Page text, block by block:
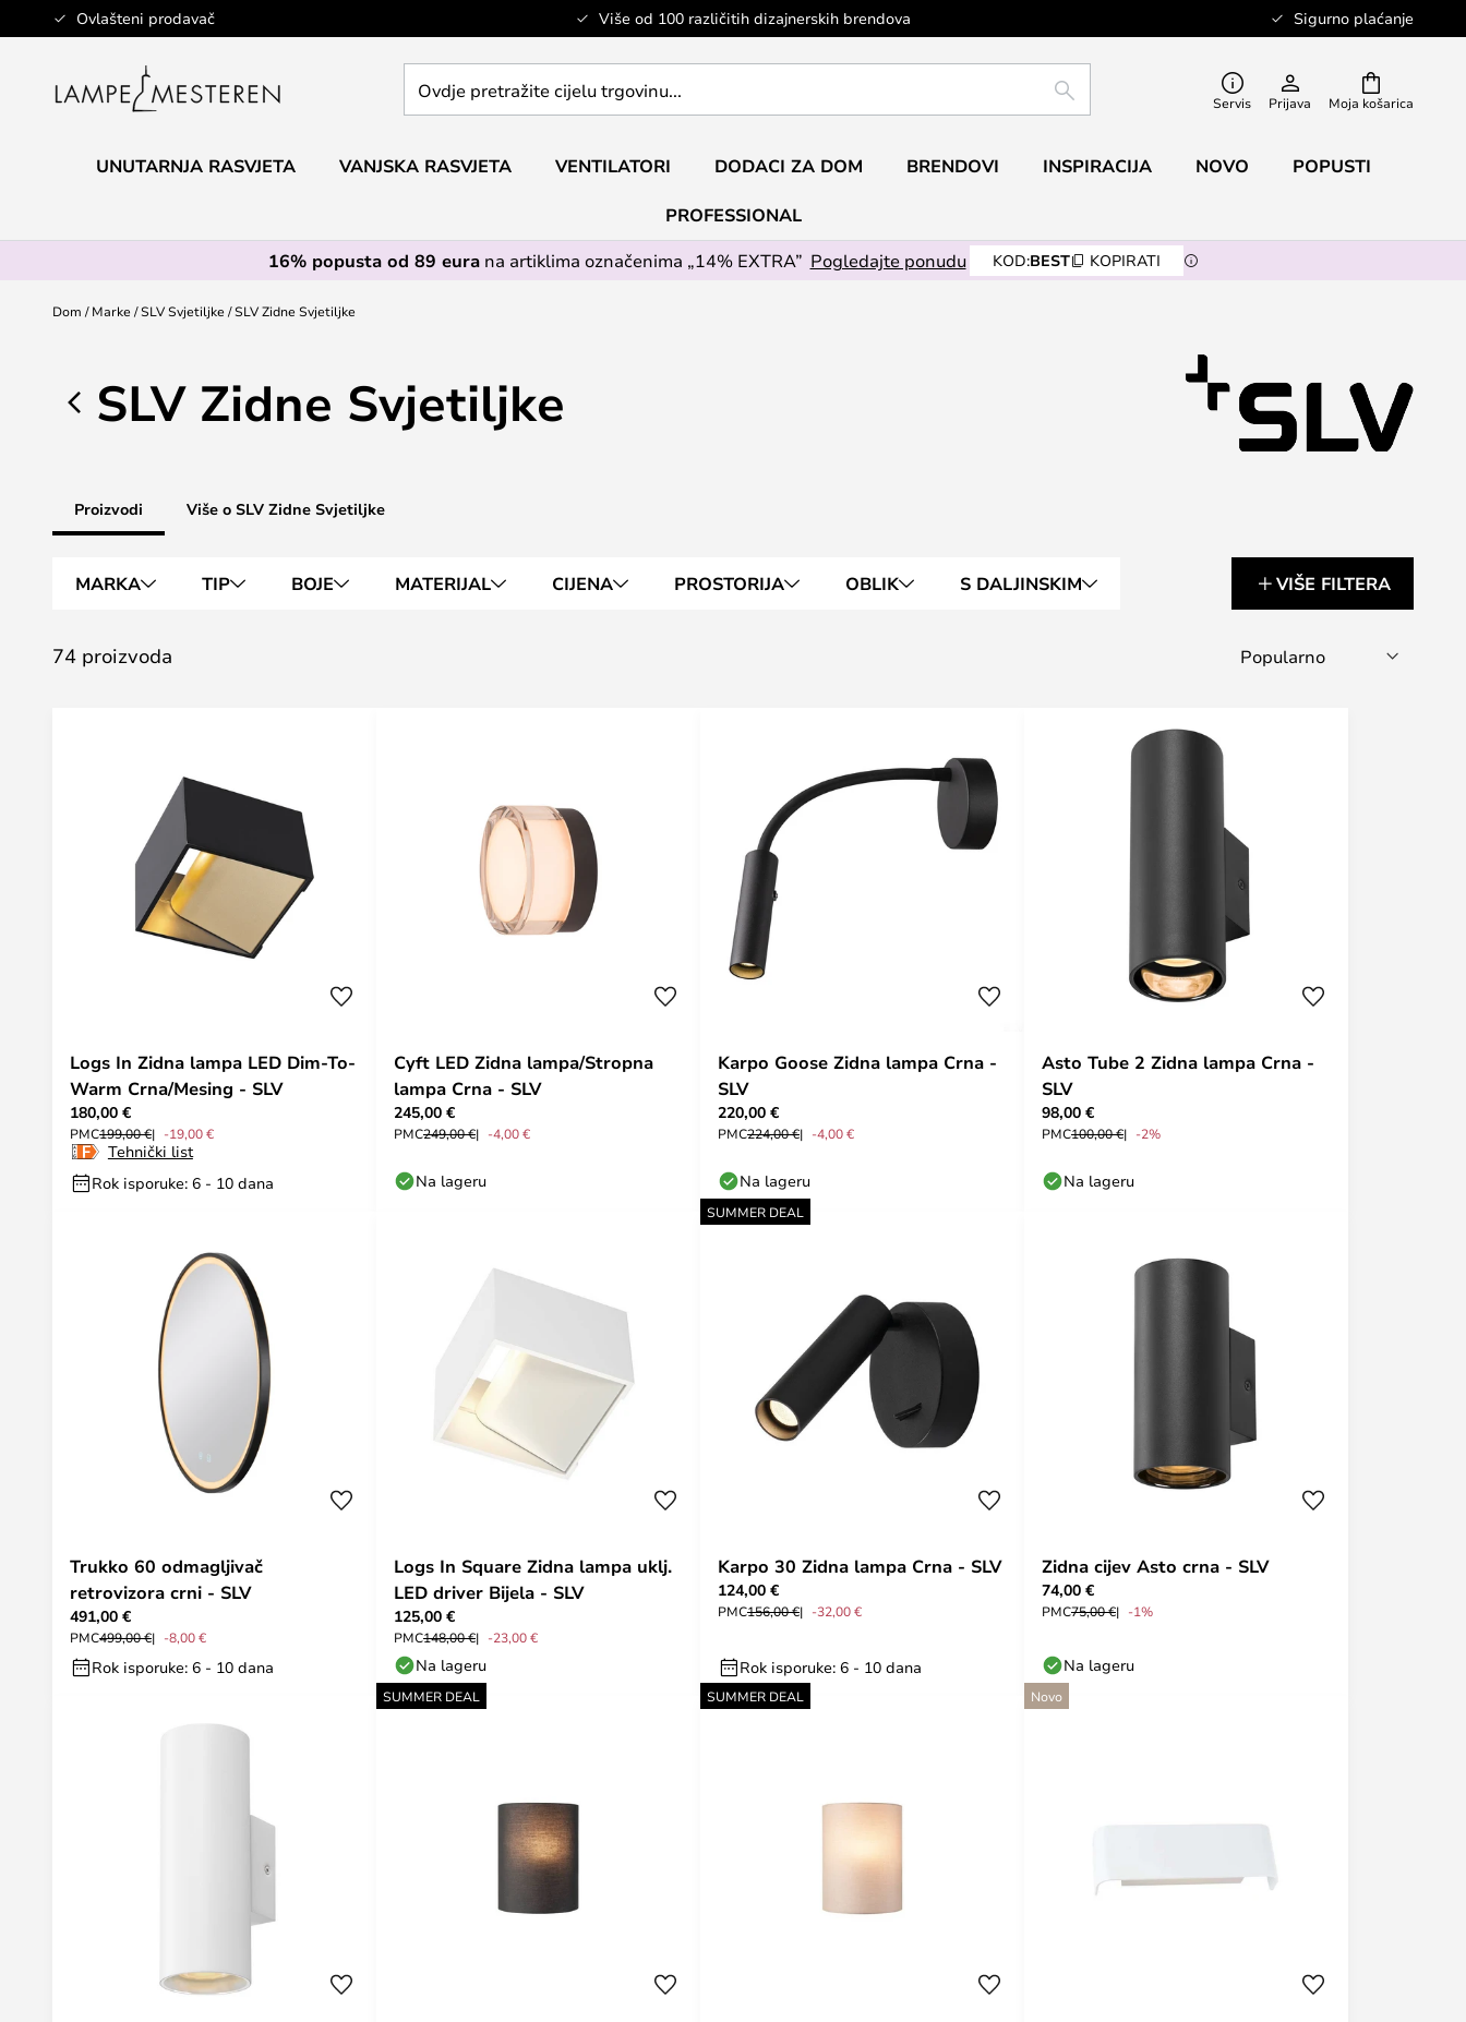
Ovlašteni prodavač Više od 100 različitih dizajnerskih brendova Sigurno plaćanje
Skip
to
Moja košarica
pretražite
trgovinu...
TRAŽI Servis Prijava
UNUTARNJA RASVJETA VANJSKA RASVJETA VENTILATORI DODACI ZA DOM BRENDOVI INSPIRACIJA NOVO POPUSTI
PROFESSIONAL
16% popusta od 89 eurana artiklima označenima „14% EXTRA” Pogledajte ponudu KOD:BEST KOPIRATI
Dom Marke SLV Svjetiljke SLV Zidne Svjetiljke
SLV Zidne Svjetiljke
Proizvodi Više o SLV Zidne Svjetiljke
MARKA TIP BOJE MATERIJAL CIJENA PROSTORIJA OBLIK S DALJINSKIM VIŠE FILTERA
74 proizvoda
Logs In Zidna lampa LED Dim-To-
Warm Crna/Mesing - SLV
180,00 €
PMC199,00 € -19,00 €
Tehnički list
Rok isporuke: 6 - 10 dana
Cyft LED Zidna lampa/Stropna
lampa Crna - SLV
245,00 €
PMC249,00 € -4,00 €
Na lageru
Karpo Goose Zidna lampa Crna -
SLV
220,00 €
PMC224,00 € -4,00 €
Na lageru
Asto Tube 2 Zidna lampa Crna -
SLV
98,00 €
PMC100,00 € -2%
Na lageru
Trukko 60 odmagljivač
retrovizora crni - SLV
491,00 €
PMC499,00 € -8,00 €
Rok isporuke: 6 - 10 dana
Logs In Square Zidna lampa uklj.
LED driver Bijela - SLV
125,00 €
PMC148,00 € -23,00 €
Na lageru
SUMMER DEAL
Karpo 30 Zidna lampa Crna - SLV
124,00 €
PMC156,00 € -32,00 €
Rok isporuke: 6 - 10 dana
Zidna cijev Asto crna - SLV
74,00 €
PMC75,00 € -1%
Na lageru
SUMMER DEAL SUMMER DEAL Novo